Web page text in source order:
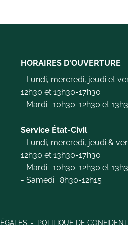
HORAIRES D'OUVERTURE
- Lundi, mercredi, jeudi et
12h30 et 13h30-17h30
- Mardi : 10h30-12h30 et
Service État-Civil
- Lundi, mercredi, jeudi &
12h30 et 13h30-17h30
- Mardi : 10h30-12h30 et
- Samedi : 8h30-12h15
POLITIQUE DE